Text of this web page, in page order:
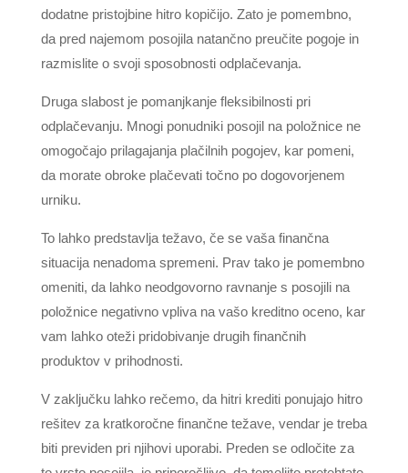
dodatne pristojbine hitro kopičijo. Zato je pomembno,
da pred najemom posojila natančno preučite pogoje in
razmislite o svoji sposobnosti odplačevanja.
Druga slabost je pomanjkanje fleksibilnosti pri
odplačevanju. Mnogi ponudniki posojil na položnice ne
omogočajo prilagajanja plačilnih pogojev, kar pomeni,
da morate obroke plačevati točno po dogovorjenem
urniku.
To lahko predstavlja težavo, če se vaša finančna
situacija nenadoma spremeni. Prav tako je pomembno
omeniti, da lahko neodgovorno ravnanje s posojili na
položnice negativno vpliva na vašo kreditno oceno, kar
vam lahko oteži pridobivanje drugih finančnih
produktov v prihodnosti.
V zaključku lahko rečemo, da hitri krediti ponujajo hitro
rešitev za kratkoročne finančne težave, vendar je treba
biti previden pri njihovi uporabi. Preden se odločite za